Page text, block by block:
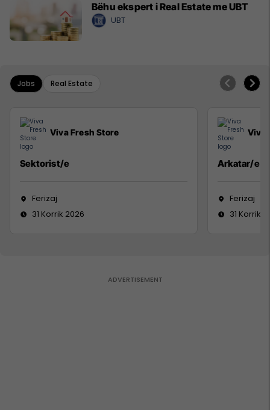
Bëhu ekspert i Real Estate me UBT
UBT
Jobs Real Estate
Viva Fresh Store
Sektorist/e
Ferizaj
31 Korrik 2026
Viva
Arkatar/e
Ferizaj
31 Korrik